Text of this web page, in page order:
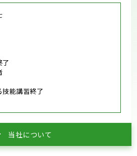
了
能講習終了
当社について